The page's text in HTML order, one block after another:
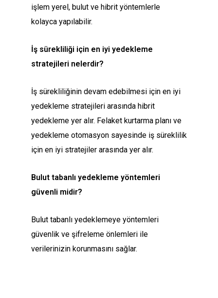
işlem yerel, bulut ve hibrit yöntemlerle
kolayca yapılabilir.
İş sürekliliği için en iyi yedekleme
stratejileri nelerdir?
İş sürekliliğinin devam edebilmesi için en iyi
yedekleme stratejileri arasında hibrit
yedekleme yer alır. Felaket kurtarma planı ve
yedekleme otomasyon sayesinde iş süreklilik
için en iyi stratejiler arasında yer alır.
Bulut tabanlı yedekleme yöntemleri
güvenli midir?
Bulut tabanlı yedeklemeye yöntemleri
güvenlik ve şifreleme önlemleri ile
verilerinizin korunmasını sağlar.